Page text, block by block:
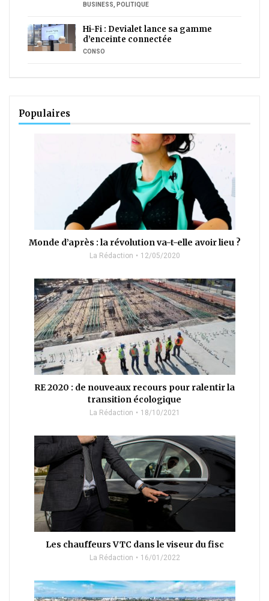
BUSINESS POLITIQUE
Hi-Fi : Devialet lance sa gamme
d’enceinte connectée
CONSO
Populaires
Monde d’après : la révolution va-t-elle avoir lieu ?
La Rédaction 12/05/2020
RE 2020 : de nouveaux recours pour ralentir la
transition écologique
La Rédaction 18/10/2021
Les chauffeurs VTC dans le viseur du fisc
La Rédaction 16/01/2022